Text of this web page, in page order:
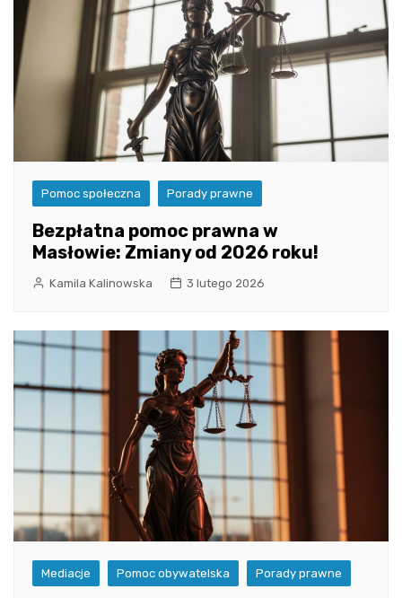
Pomoc społeczna Porady prawne
Bezpłatna pomoc prawna w
Masłowie: Zmiany od 2026 roku!
Kamila Kalinowska 3 lutego 2026
Mediacje Pomoc obywatelska Porady prawne